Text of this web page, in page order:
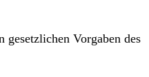
Vorgaben des